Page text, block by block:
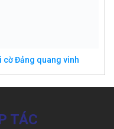
cờ Đảng quang vinh
TÁC